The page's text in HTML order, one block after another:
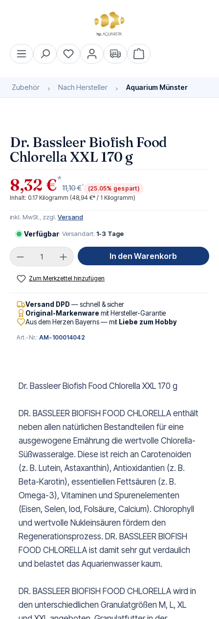
Warenkorb enthält 0
Zubehör Nach Hersteller Aquarium Münster
Dr. Bassleer Biofish Food
Chlorella XXL 170 g
8,32 €*
11,10 €*
(25.05% gespart)
Inhalt: 0.17 Kilogramm (48,94 €* / 1 Kilogramm)
inkl. MwSt., zzgl. Versand
Verfügbar· Versandart: 1-3 Tage
Produkt Anzahl: Gib den gewünschten Wert
In den Warenkorb
Zum Merkzettel hinzufügen
Versand DPD — schnell & sicher
Original-Markenware mit Hersteller-Garantie
Aus dem Herzen Bayerns — mit Liebe zum Hobby
Art.-Nr.:AM-100014042
Dr. Bassleer Biofish Food Chlorella XXL 170 g
DR. BASSLEER BIOFISH FOOD CHLORELLA enthält
neben allen natürlichen Bestandteilen für eine
ausgewogene Ernährung die wertvolle Chlorella-
Süßwasseralge. Diese ist reich an Carotenoiden
(z. B. Lutein, Astaxanthin), Antioxidantien (z. B.
Beta-Karotin), essentiellen Fettsäuren (z. B.
Omega-3), Vitaminen und Spurenelementen
(Eisen, Selen, Iod, Folsäure, Calcium). Chlorophyll
und wertvolle Nukleinsäuren fördern den
Regenerationsprozess. DR. BASSLEER BIOFISH
FOOD CHLORELLA ist damit sehr gut verdaulich
und belastet das Aquarienwasser kaum.
DR. BASSLEER BIOFISH FOOD CHLORELLA wird in
den unterschiedlichen Granulatgrößen M, L, XL